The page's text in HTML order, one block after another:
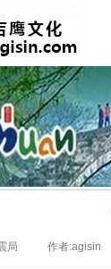
局 作者:agisin